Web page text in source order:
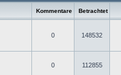
Kommentare Betrachtet
0 148532
0 112855